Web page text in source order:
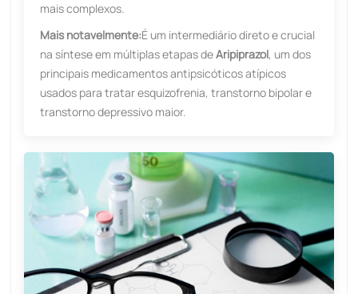
mais complexos.
Mais notavelmente:É um intermediário direto e crucial
na síntese em múltiplas etapas deAripiprazol, um dos
principais medicamentos antipsicóticos atípicos
usados ​​para tratar esquizofrenia, transtorno bipolar e
transtorno depressivo maior.